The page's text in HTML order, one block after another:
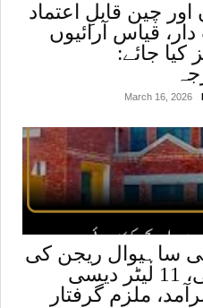
اور چین قابلِ اعتماد
قیاس آرائیوں
کیا جائے:
March 16, 2026
ساہیوال ریجن کی
کارروائی، 11 لیٹر دیسی
ملزم گرفتار